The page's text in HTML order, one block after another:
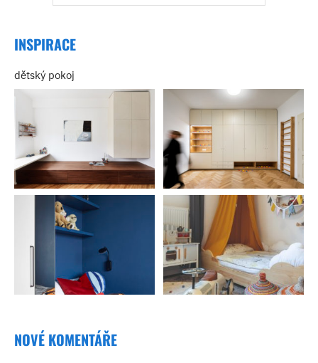
INSPIRACE
dětský pokoj
NOVÉ KOMENTÁŘE